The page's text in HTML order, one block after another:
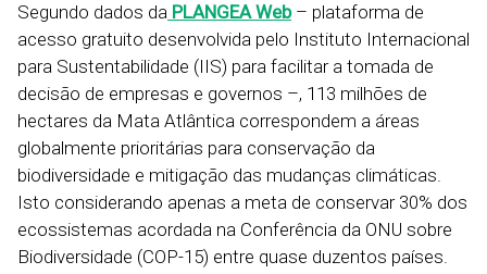
Segundo dados da PLANGEA Web– plataforma de
acesso gratuito desenvolvida pelo Instituto Internacional
para Sustentabilidade (IIS) para facilitar a tomada de
decisão de empresas e governos –, 113 milhões de
hectares da Mata Atlântica correspondem a áreas
globalmente prioritárias para conservação da
biodiversidade e mitigação das mudanças climáticas.
Isto considerando apenas a meta de conservar 30% dos
ecossistemas acordada na Conferência da ONU sobre
Biodiversidade (COP-15) entre quase duzentos países.